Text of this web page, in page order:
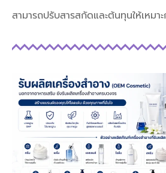
สามารถปรับสารสกัดและต้นทุนให้เหมา